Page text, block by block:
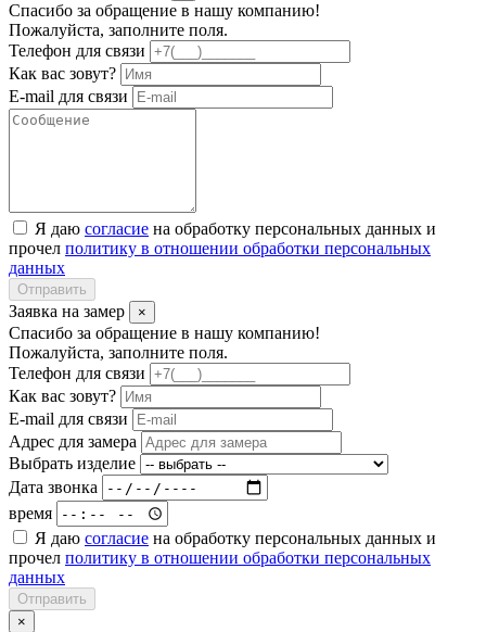
Спасибо за обращение в нашу компанию!
Пожалуйста, заполните поля.
Телефон для связи
Как вас зовут?
E-mail для связи
Я даю согласие на обработку персональных данных и
прочел политику в отношении обработки персональных
данных
Отправить
Заявка на замер ×
Спасибо за обращение в нашу компанию!
Пожалуйста, заполните поля.
Телефон для связи
Как вас зовут?
E-mail для связи
Адрес для замера
Выбрать изделие
Дата звонка
время
Я даю согласие на обработку персональных данных и
прочел политику в отношении обработки персональных
данных
Отправить
×